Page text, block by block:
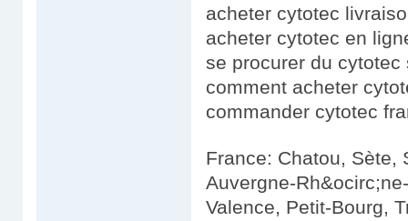
acheter cytotec
acheter cytotec en
se procurer du cytotec
comment acheter
commander cytotec
France: Chatou, Sète,
Auvergne-
Valence, Petit-Bourg,